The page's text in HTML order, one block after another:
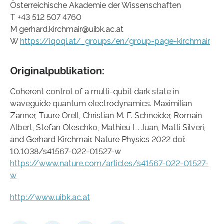
Österreichische Akademie der Wissenschaften
T +43 512 507 4760
M gerhard.kirchmair@uibk.ac.at
Whttps://iqoqi.at/_groups/en/group-page-kirchmair
Originalpublikation:
Coherent control of a multi-qubit dark state in
waveguide quantum electrodynamics. Maximilian
Zanner, Tuure Orell, Christian M. F. Schneider, Romain
Albert, Stefan Oleschko, Mathieu L. Juan, Matti Silveri,
and Gerhard Kirchmair. Nature Physics 2022 doi:
10.1038/s41567-022-01527-w
https://www.nature.com/articles/s41567-022-01527-
w
http://www.uibk.ac.at